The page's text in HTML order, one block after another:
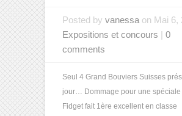
Posted by vanessa on Mai 6,
Expositions et concours | 0
comments
Seul 4 Grand Bouviers Suisses
jour… Dommage pour une spéciale
Fidget fait 1ère excellent en classe